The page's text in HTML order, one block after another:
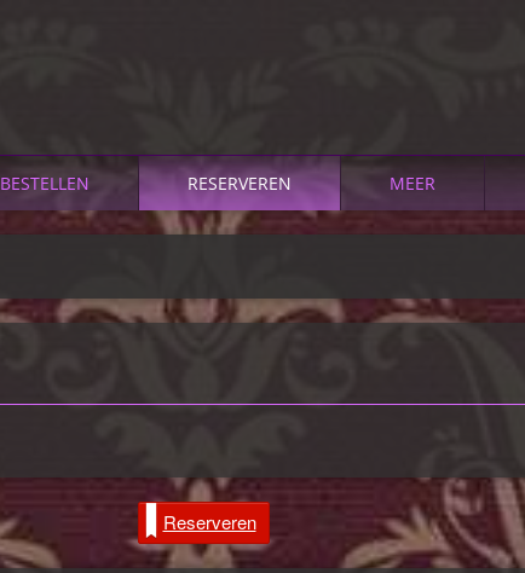
BESTELLEN RESERVEREN MEER
Reserveren